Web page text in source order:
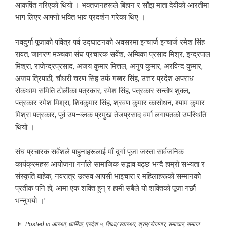
आकर्षित गरिएको थियो । भक्तजनहरूले बिहान र साँझ माता देवीको आरतीमा
भाग लिएर आफ्नो भक्ति भाव प्रदर्शन गरेका थिए ।
नवदुर्गा पूजाको पवित्र पर्व उद्घाटनको अवसरमा इन्चार्ज इन्चार्ज रमेश सिंह
रावत, जागरण मञ्चका संघ प्रचारक सर्वेश, अम्बिका प्रसाद मिश्र, इन्द्रपाल
मिश्रा, राजेन्द्रप्रसाद, अजय कुमार मित्तल, अनुप कुमार, अरविन्द कुमार,
अजय त्रिपाठी, चौधरी चरण सिंह उर्फ गब्बर सिंह, उत्तर प्रदेश अपराध
रोकथाम समिति टोलीका पत्रकार, रमेश सिंह, पत्रकार सन्तोष शुक्ल,
पत्रकार रमेश मिश्रा, शिवकुमार सिंह, श्रवण कुमार कासोधन, श्याम कुमार
मिश्रा पत्रकार, पूर्व उप–ब्लक प्रमुख तेजप्रसाद वर्मा लगायतको उपस्थिति
थियो ।
संघ प्रचारक सर्वेशले पाहुनाहरूलाई माँ दुर्गा पूजा जस्ता सार्वजनिक
कार्यक्रमहरू आयोजना गर्नाले सामाजिक सद्भाव बढ्छ भन्दै हाम्रो सभ्यता र
संस्कृति बाहेक, नवरात्र उत्सव आपसी भाइचारा र महिलाहरूको सम्मानको
प्रतीक पनि हो, आमा एक शक्ति हुन् र हामी सबैले यो शक्तिको पूजा गर्छौ
भन्नुभयो ।’
Posted in आस्था, धार्मिक, प्रदेश ५, शिक्षा/स्वास्थ्य, श्रम/रोजगार, समाचार, समाज